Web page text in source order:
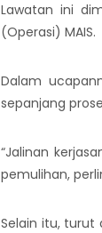
Lawatan ini
(Operasi) MAIS.
Dalam
sepanjang
“Jalinan
pemulihan,
Selain itu, turut